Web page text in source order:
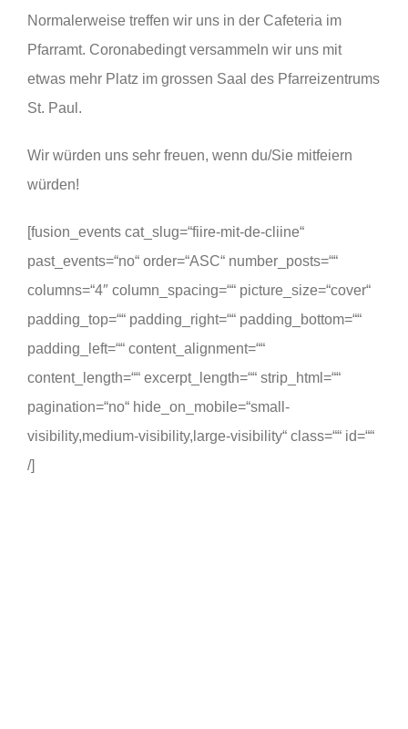
Normalerweise treffen wir uns in der Cafeteria im
Pfarramt. Coronabedingt versammeln wir uns mit
etwas mehr Platz im grossen Saal des Pfarreizentrums
St. Paul.
Wir würden uns sehr freuen, wenn du/Sie mitfeiern
würden!
[fusion_events cat_slug=“fiire-mit-de-cliine“
past_events=“no“ order=“ASC“ number_posts=““
columns=“4″ column_spacing=““ picture_size=“cover“
padding_top=““ padding_right=““ padding_bottom=““
padding_left=““ content_alignment=““
content_length=““ excerpt_length=““ strip_html=““
pagination=“no“ hide_on_mobile=“small-
visibility,medium-visibility,large-visibility“ class=““ id=““
/]